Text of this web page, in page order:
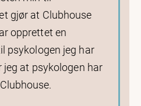
gjør at Clubhouse
opprettet en
psykologen jeg har
jeg at psykologen har